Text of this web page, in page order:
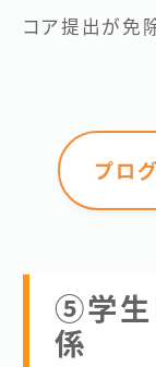
コア提出が免
プロ
⑤学生
係